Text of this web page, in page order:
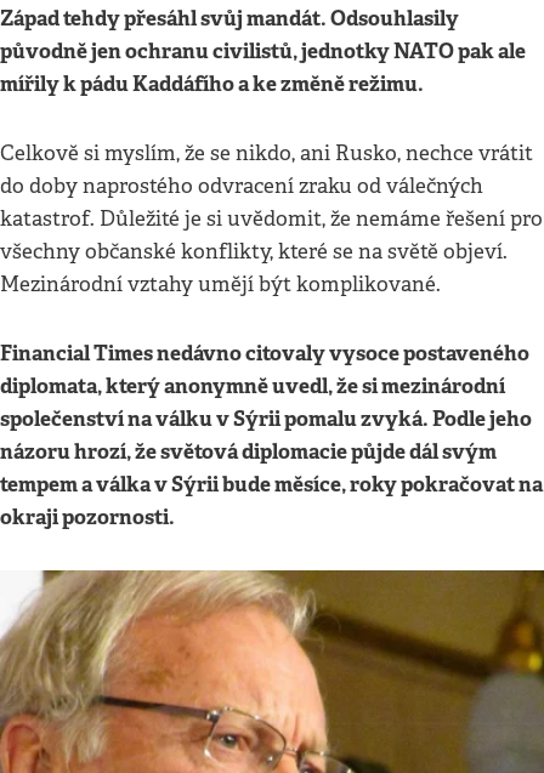
Západ tehdy přesáhl svůj mandát. Odsouhlasily
původně jen ochranu civilistů, jednotky NATO pak ale
mířily k pádu Kaddáfího a ke změně režimu.
Celkově si myslím, že se nikdo, ani Rusko, nechce vrátit
do doby naprostého odvracení zraku od válečných
katastrof. Důležité je si uvědomit, že nemáme řešení pro
všechny občanské konflikty, které se na světě objeví.
Mezinárodní vztahy umějí být komplikované.
Financial Times nedávno citovaly vysoce postaveného
diplomata, který anonymně uvedl, že si mezinárodní
společenství na válku v Sýrii pomalu zvyká. Podle jeho
názoru hrozí, že světová diplomacie půjde dál svým
tempem a válka v Sýrii bude měsíce, roky pokračovat na
okraji pozornosti.